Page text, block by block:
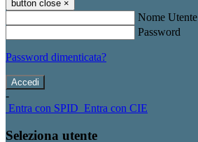
button close ×
Nome Utente
Password
Password dimenticata?
-
Entra con SPID Entra con CIE
Seleziona utente